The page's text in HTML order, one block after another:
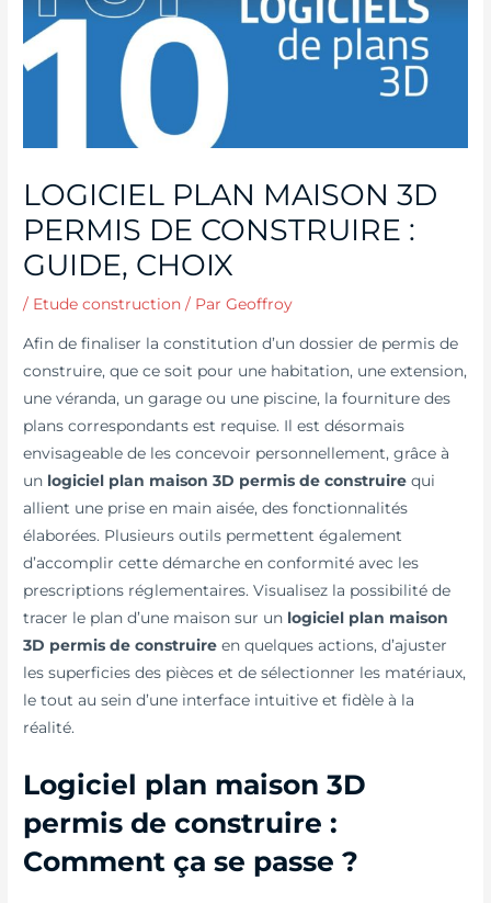
LOGICIEL PLAN MAISON 3D
PERMIS DE CONSTRUIRE :
GUIDE, CHOIX
/ Etude construction / ParGeoffroy
Afin de finaliser la constitution d’un dossier de permis de
construire, que ce soit pour une habitation, une extension,
une véranda, un garage ou une piscine, la fourniture des
plans correspondants est requise. Il est désormais
envisageable de les concevoir personnellement, grâce à
un logiciel plan maison 3D permis de construirequi
allient une prise en main aisée, des fonctionnalités
élaborées. Plusieurs outils permettent également
d’accomplir cette démarche en conformité avec les
prescriptions réglementaires. Visualisez la possibilité de
tracer le plan d’une maison sur un logiciel plan maison
3D permis de construireen quelques actions, d’ajuster
les superficies des pièces et de sélectionner les matériaux,
le tout au sein d’une interface intuitive et fidèle à la
réalité.
Logiciel plan maison 3D
permis de construire :
Comment ça se passe ?